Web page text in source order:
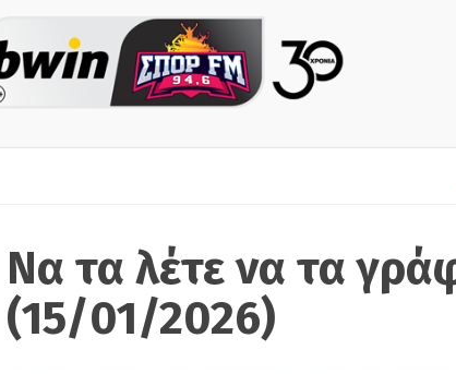
Να τα λέτε να τα
(15/01/2026)